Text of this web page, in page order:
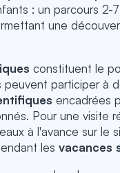
: un parcours 2-
une
constituent le
peuvent participer à
encadrées
Pour une visite
à l'avance sur le
les vacances